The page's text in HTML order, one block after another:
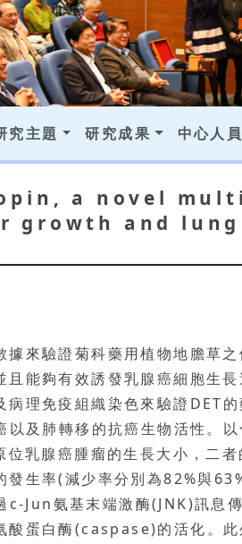
究主題 研究成果 中心人員
a novel
growth and
據來驗證菊科藥用植物地膽
且能夠有效誘發乳腺癌細胞生
理免疫組織染色來驗證DET
以及肺轉移的抗癌生物活性。
乳腺癌腫瘤的生長大小，二
發生率(減少率分別為82%與
c-Jun氨基末端激酶(JNK)訊
酸蛋白酶(caspase)的活化。